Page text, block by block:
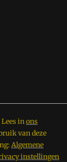
inons
van deze
Algemene
instellingen